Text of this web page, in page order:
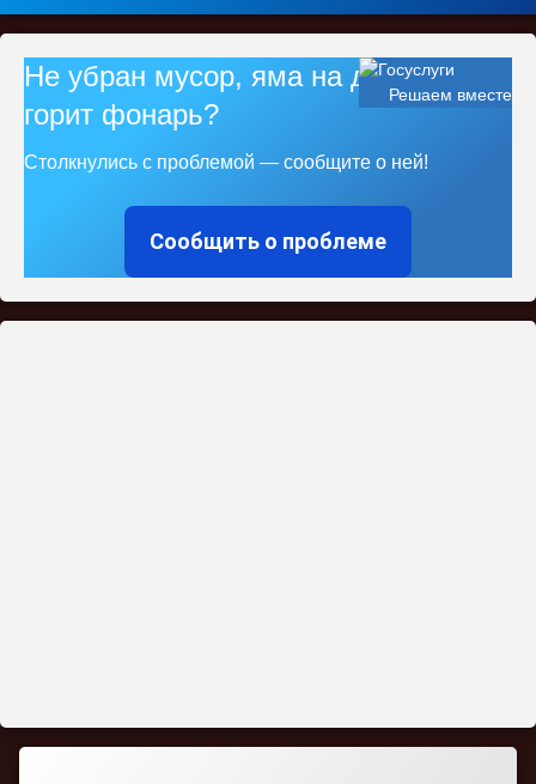
Решаем вместе
Не убран мусор, яма на дороге, не
горит фонарь?
Столкнулись с проблемой — сообщите о ней!
Сообщить о проблеме